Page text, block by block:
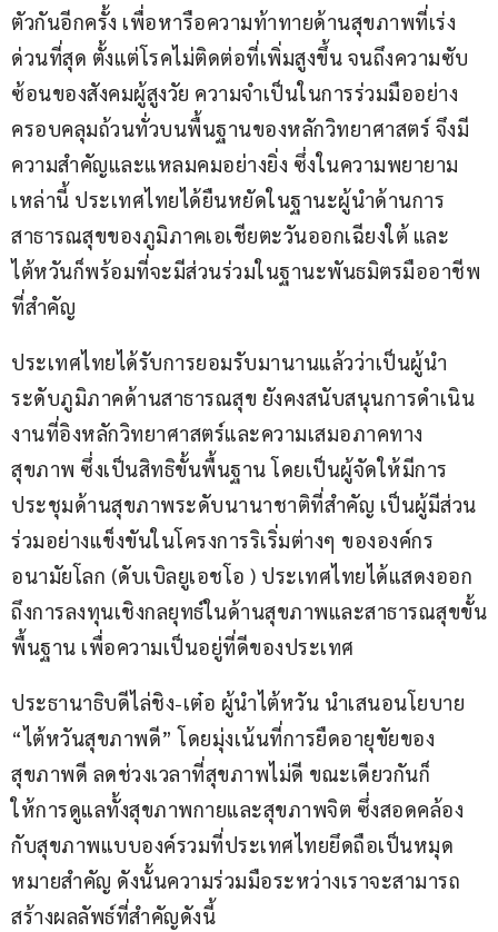
ตัวกันอีกครั้ง เพื่อหารือความท้าทายด้านสุขภาพที่เร่ง
ด่วนที่สุด ตั้งแต่โรคไม่ติดต่อที่เพิ่มสูงขึ้น จนถึงความซับ
ซ้อนของสังคมผู้สูงวัย ความจำเป็นในการร่วมมืออย่าง
ครอบคลุมถ้วนทั่วบนพื้นฐานของหลักวิทยาศาสตร์ จึงมี
ความสำคัญและแหลมคมอย่างยิ่ง ซึ่งในความพยายาม
เหล่านี้ ประเทศไทยได้ยืนหยัดในฐานะผู้นำด้านการ
สาธารณสุขของภูมิภาคเอเชียตะวันออกเฉียงใต้ และ
ไต้หวันก็พร้อมที่จะมีส่วนร่วมในฐานะพันธมิตรมืออาชีพ
ที่สำคัญ
ประเทศไทยได้รับการยอมรับมานานแล้วว่าเป็นผู้นำ
ระดับภูมิภาคด้านสาธารณสุข ยังคงสนับสนุนการดำเนิน
งานที่อิงหลักวิทยาศาสตร์และความเสมอภาคทาง
สุขภาพ ซึ่งเป็นสิทธิขั้นพื้นฐาน โดยเป็นผู้จัดให้มีการ
ประชุมด้านสุขภาพระดับนานาชาติที่สำคัญ เป็นผู้มีส่วน
ร่วมอย่างแข็งขันในโครงการริเริ่มต่างๆ ขององค์กร
อนามัยโลก (ดับเบิลยูเอชโอ ) ประเทศไทยได้แสดงออก
ถึงการลงทุนเชิงกลยุทธ์ในด้านสุขภาพและสาธารณสุขขั้น
พื้นฐาน เพื่อความเป็นอยู่ที่ดีของประเทศ
ประธานาธิบดีไล่ชิง-เต๋อ ผู้นำไต้หวัน นำเสนอนโยบาย
“ไต้หวันสุขภาพดี” โดยมุ่งเน้นที่การยืดอายุขัยของ
สุขภาพดี ลดช่วงเวลาที่สุขภาพไม่ดี ขณะเดียวกันก็
ให้การดูแลทั้งสุขภาพกายและสุขภาพจิต ซึ่งสอดคล้อง
กับสุขภาพแบบองค์รวมที่ประเทศไทยยึดถือเป็นหมุด
หมายสำคัญ ดังนั้นความร่วมมือระหว่างเราจะสามารถ
สร้างผลลัพธ์ที่สำคัญดังนี้